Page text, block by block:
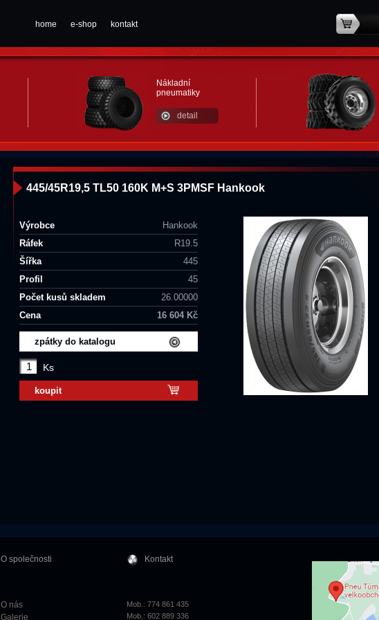
home e-shop kontakt
Nákladní
pneumatiky
detail
445/45R19,5 TL50 160K M+S 3PMSF Hankook
Výrobce
Hankook
Ráfek
R19.5
Šířka
445
Profil
45
Počet kusů skladem
26.00000
Cena
16 604 Kč
zpátky do katalogu
Ks
koupit
O společnosti
O nás
Galerie
Kontakt
Mob.: 774 861 435
Mob.: 602 889 336